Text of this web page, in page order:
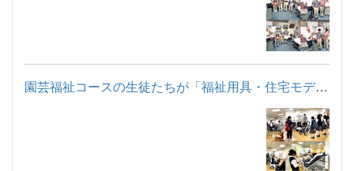
園芸福祉コースの生徒たちが「福祉用具・住宅モデルルーム見学」...